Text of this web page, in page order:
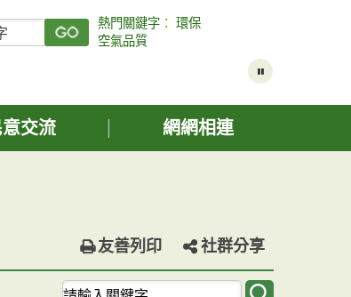
熱門關鍵字 ：環保
空氣品質
意交流 網網相連
友善列印 社群分享
關